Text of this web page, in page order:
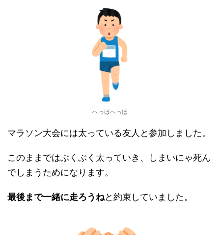
へっほへっほ
マラソン大会には太っている友人と参加しました。
このままではぶくぶく太っていき、しまいにゃ死ん
でしまうためになります。
最後まで一緒に走ろうねと約束していました。